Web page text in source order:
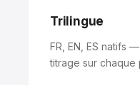
Trilingue
FR, EN, ES natifs
titrage sur chaque